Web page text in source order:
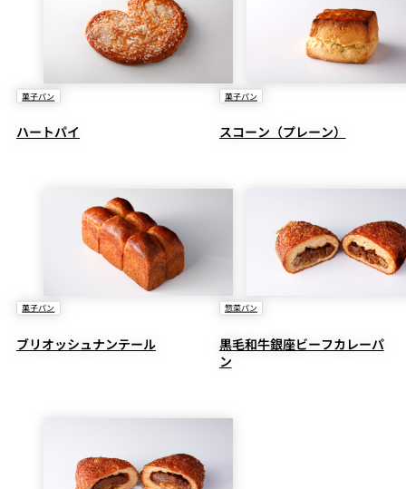
菓子パン
ハートパイ
菓子パン
スコーン（プレーン）
菓子パン
ブリオッシュナンテール
惣菜パン
黒毛和牛銀座ビーフカレーパ
ン